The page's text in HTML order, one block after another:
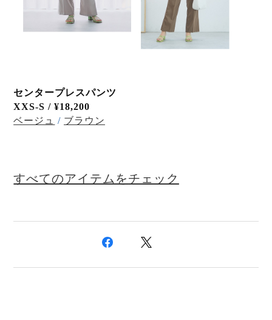
センタープレスパンツ
XXS-S /¥18,200
ベージュ / ブラウン
すべてのアイテムをチェック